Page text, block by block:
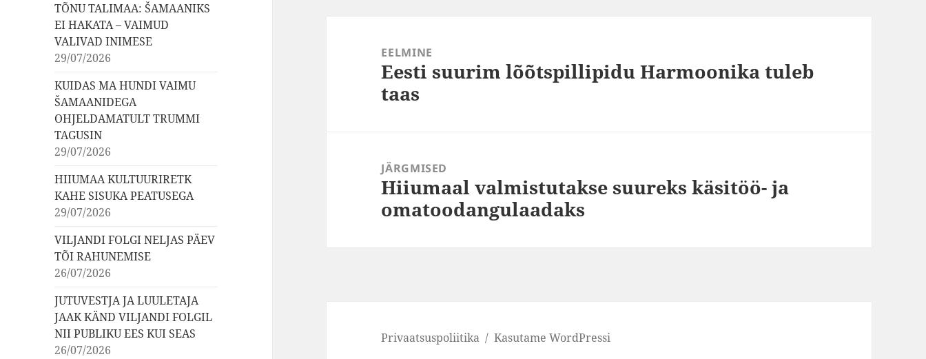
TÕNU TALIMAA: ŠAMAANIKS
EI HAKATA – VAIMUD
VALIVAD INIMESE
29/07/2026
KUIDAS MA HUNDI VAIMU
ŠAMAANIDEGA
OHJELDAMATULT TRUMMI
TAGUSIN
29/07/2026
HIIUMAA KULTUURIRETK
KAHE SISUKA PEATUSEGA
29/07/2026
VILJANDI FOLGI NELJAS PÄEV
TÕI RAHUNEMISE
26/07/2026
JUTUVESTJA JA LUULETAJA
JAAK KÄND VILJANDI FOLGIL
NII PUBLIKU EES KUI SEAS
26/07/2026
EELMINE
Eelmine
postitus:
Eesti suurim lõõtspillipidu Harmoonika tuleb
taas
JÄRGMISED
Järgmine
postitus:
Hiiumaal valmistutakse suureks käsitöö- ja
omatoodangulaadaks
Privaatsuspoliitika Kasutame WordPressi